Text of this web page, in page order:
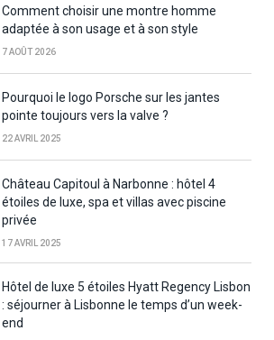
Comment choisir une montre homme
adaptée à son usage et à son style
7 AOÛT 2026
Pourquoi le logo Porsche sur les jantes
pointe toujours vers la valve ?
22 AVRIL 2025
Château Capitoul à Narbonne : hôtel 4
étoiles de luxe, spa et villas avec piscine
privée
17 AVRIL 2025
Hôtel de luxe 5 étoiles Hyatt Regency Lisbon
: séjourner à Lisbonne le temps d’un week-
end